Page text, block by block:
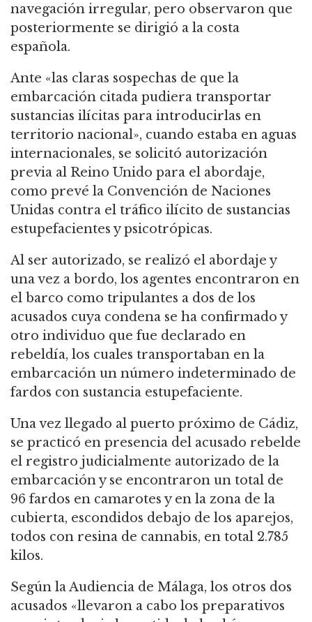
navegación irregular, pero observaron que
posteriormente se dirigió a la costa
española.
Ante «las claras sospechas de que la
embarcación citada pudiera transportar
sustancias ilícitas para introducirlas en
territorio nacional», cuando estaba en aguas
internacionales, se solicitó autorización
previa al Reino Unido para el abordaje,
como prevé la Convención de Naciones
Unidas contra el tráfico ilícito de sustancias
estupefacientes y psicotrópicas.
Al ser autorizado, se realizó el abordaje y
una vez a bordo, los agentes encontraron en
el barco como tripulantes a dos de los
acusados cuya condena se ha confirmado y
otro individuo que fue declarado en
rebeldía, los cuales transportaban en la
embarcación un número indeterminado de
fardos con sustancia estupefaciente.
Una vez llegado al puerto próximo de Cádiz,
se practicó en presencia del acusado rebelde
el registro judicialmente autorizado de la
embarcación y se encontraron un total de
96 fardos en camarotes y en la zona de la
cubierta, escondidos debajo de los aparejos,
todos con resina de cannabis, en total 2.785
kilos.
Según la Audiencia de Málaga, los otros dos
acusados «llevaron a cabo los preparativos